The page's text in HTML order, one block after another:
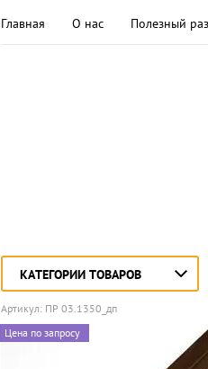
Главная О нас Полезный
КАТЕГОРИИ ТОВАРОВ
Артикул: ПР 03.1350_дп
Цена по запросу